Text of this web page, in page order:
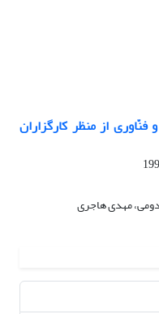
از منظر کارگزاران
مهدی هاجری